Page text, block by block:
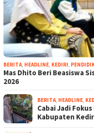
BERITA, HEADLINE, KEDIRI,
Mas Dhito Beri Beasiswa
2026
BERITA, HEADLINE,
Cabai Jadi
Kabupaten